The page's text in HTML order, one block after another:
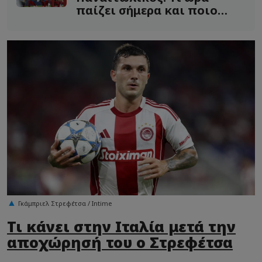
παίζει σήμερα και ποιο
Γκάμπριελ Στρεφέτσα / Intime
Τι κάνει στην Ιταλία μετά την
αποχώρησή του ο Στρεφέτσα